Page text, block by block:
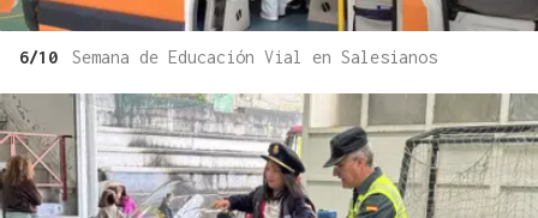
6/10 Semana de Educación Vial en Salesianos